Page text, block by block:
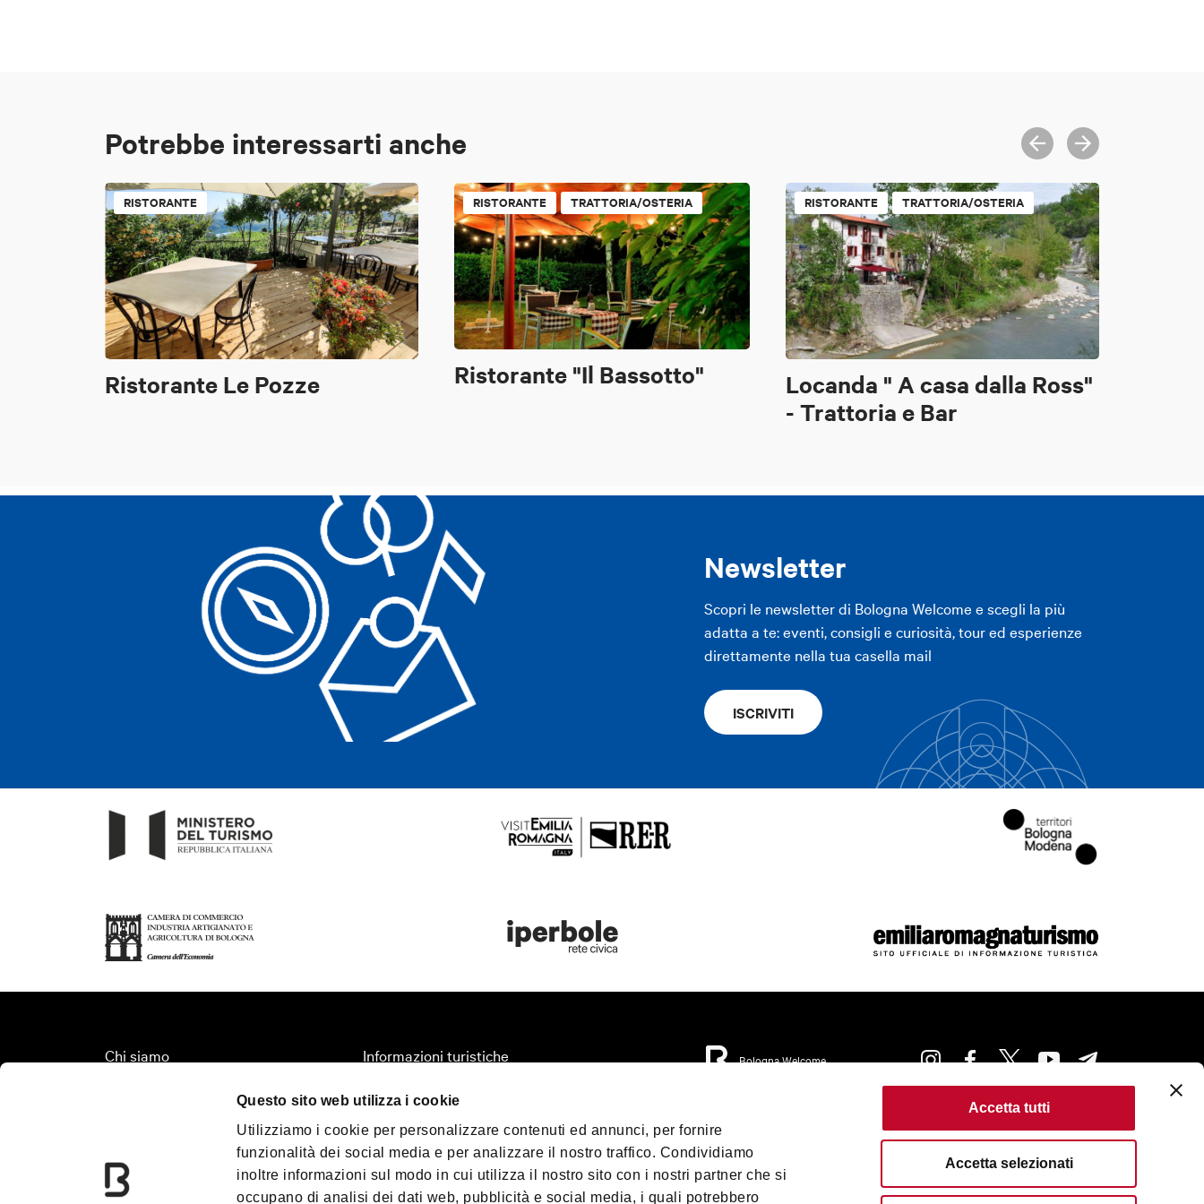
Questo sito web utilizza i cookie
Utilizziamo i cookie per personalizzare contenuti ed annunci, per fornire
funzionalità dei social media e per analizzare il nostro traffico. Condividiamo
inoltre informazioni sul modo in cui utilizza il nostro sito con i nostri partner che si
occupano di analisi dei dati web, pubblicità e social media, i quali potrebbero
Accetta tutti
Accetta selezionati
Potrebbe interessarti anche
RISTORANTE
Ristorante Le Pozze
RISTORANTE TRATTORIA/OSTERIA
Ristorante "Il Bassotto"
RISTORANTE TRATTORIA/OSTERIA
Locanda " A casa dalla Ross"
- Trattoria e Bar
Newsletter
Scopri le newsletter di Bologna Welcome e scegli la più
adatta a te: eventi, consigli e curiosità, tour ed esperienze
direttamente nella tua casella mail
ISCRIVITI
Chi siamo
Convention Bureau
Incoming Travel Agency
Informazioni turistiche
Territorio
Turismo accessibile
Media & Press
Download
Bologna Welcome
Condizioni di Utilizzo
Condizioni di Vendita
Criteri di pubblicazione
©2026 All rights reserved. Fondazione Bologna Welcome | Piazza del Nettuno, 1,
40124 - Bologna | P.I. e C.F. 04159281205 | REA: BO - 573761 |